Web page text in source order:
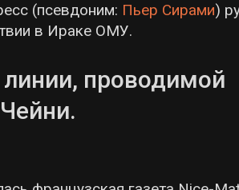
(псевдоним: Пьер Сирами)
в Ираке ОМУ.
проводимой